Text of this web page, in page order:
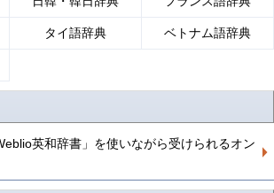
タイ語辞典 ベトナム語辞典
英和辞書」を使いながら受けられるオン